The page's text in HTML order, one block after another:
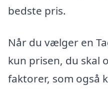
bedste pris.
Når du vælger en
kun prisen, du skal
faktorer, som også